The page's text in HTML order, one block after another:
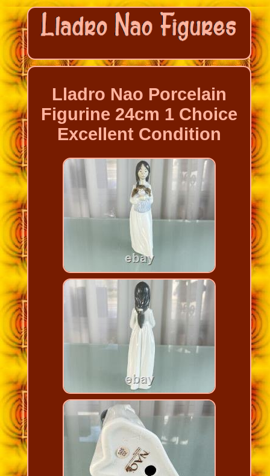
Lladro Nao Porcelain
Figurine 24cm 1 Choice
Excellent Condition